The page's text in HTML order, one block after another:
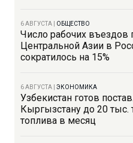
6 АВГУСТА ОБЩЕСТВО
Число рабочих въездов
Центральной Азии в
сократилось на 15%
6 АВГУСТА ЭКОНОМИКА
Узбекистан готов
Кыргызстану до 20 тыс.
топлива в месяц